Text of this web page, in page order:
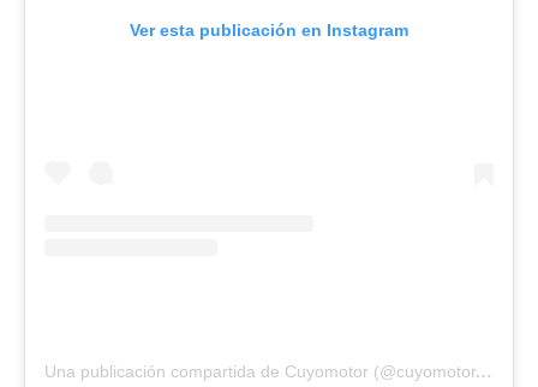
Ver esta publicación en Instagram
Una publicación compartida de Cuyomotor (@cuyomotor.com.ar)